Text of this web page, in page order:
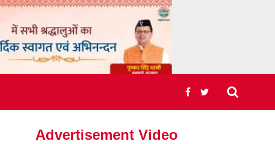
Advertisement Video